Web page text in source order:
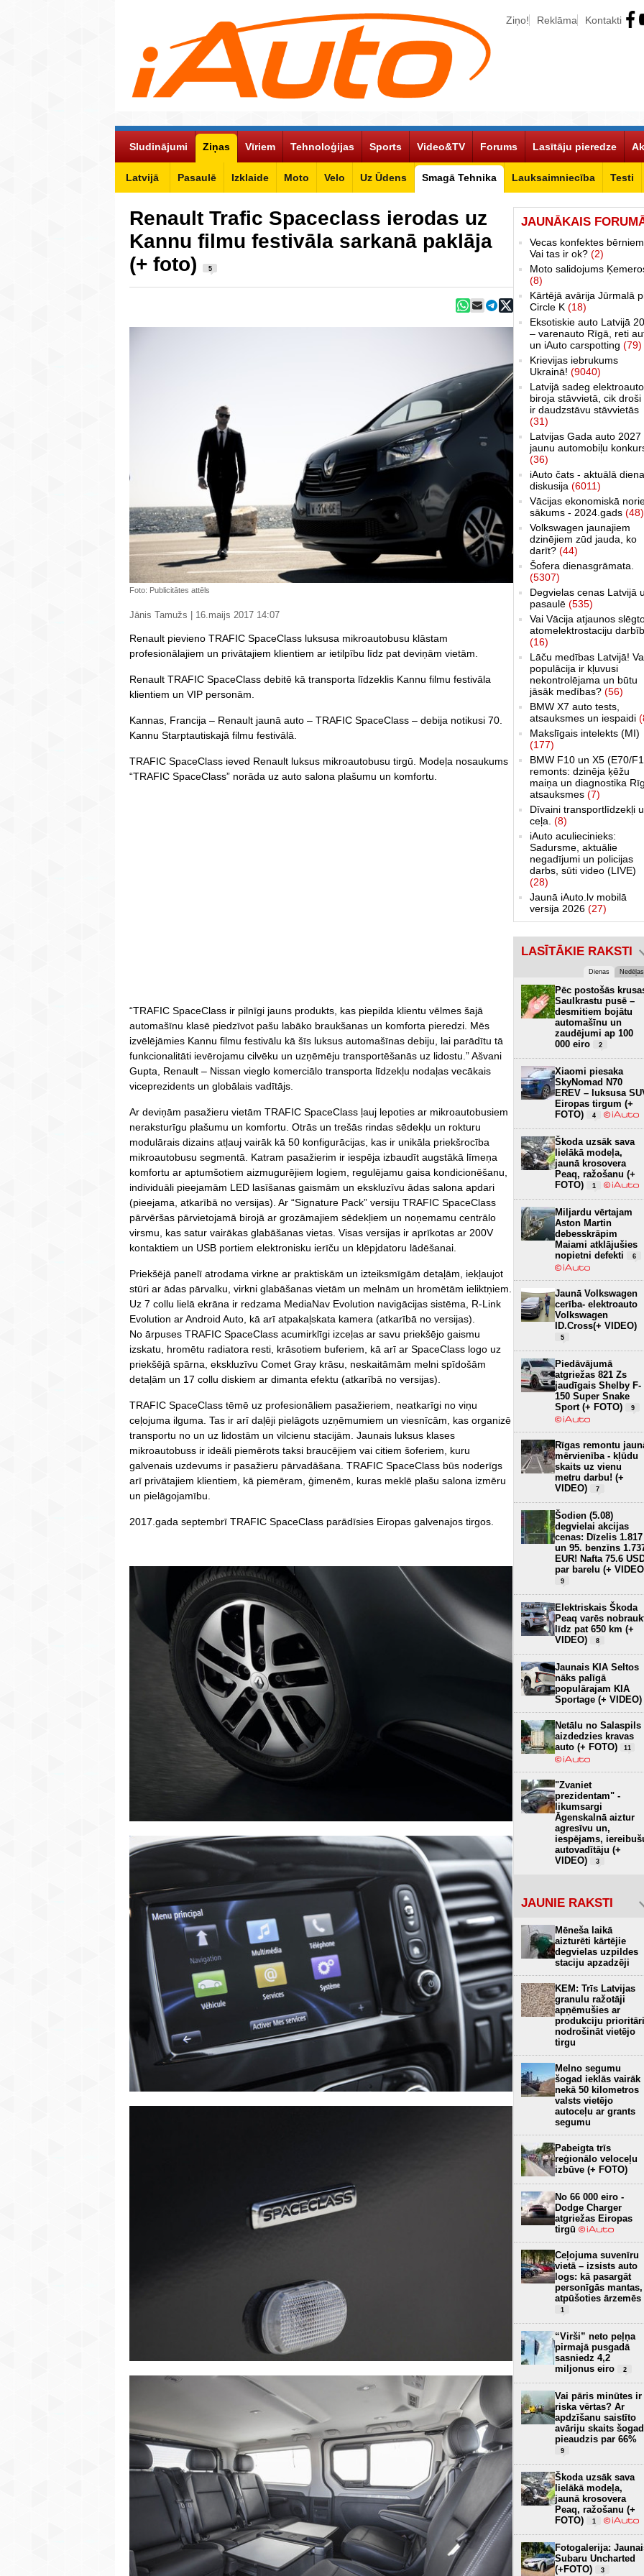
Ziņo! Reklāma Kontakti
Sludinājumi Ziņas
Latvijā Pasaulē Izklaide Moto Velo Uz Ūdens Smagā Tehnika Lauksaimniecība Testi
Vīriem Tehnoloģijas Sports Video&TV Forums Lasītāju pieredze
Renault Trafic Spaceclass ierodas uz
Kannu filmu festivāla sarkanā paklāja
(+ foto)
5
Foto: Publicitātes attēls
Jānis Tamužs | 16.maijs 2017 14:07
Renault pievieno TRAFIC SpaceClass luksusa mikroautobusu klāstam
profesionālajiem un privātajiem klientiem ar ietilpību līdz pat deviņām vietām.
Renault TRAFIC SpaceClass debitē kā transporta līdzeklis Kannu filmu festivāla
klientiem un VIP personām.
Kannas, Francija – Renault jaunā auto – TRAFIC SpaceClass – debija notikusi 70.
Kannu Starptautiskajā filmu festivālā.
TRAFIC SpaceClass ieved Renault luksus mikroautobusu tirgū. Modeļa nosaukums
“TRAFIC SpaceClass” norāda uz auto salona plašumu un komfortu.
“TRAFIC SpaceClass ir pilnīgi jauns produkts, kas piepilda klientu vēlmes šajā
automašīnu klasē piedzīvot pašu labāko braukšanas un komforta pieredzi. Mēs
izvēlējāmies Kannu filmu festivālu kā šīs luksus automašīnas debiju, lai parādītu tā
funkcionalitāti ievērojamu cilvēku un uzņēmēju transportēšanās uz lidostu.” Ašvani
Gupta, Renault – Nissan vieglo komerciālo transporta līdzekļu nodaļas vecākais
viceprezidents un globālais vadītājs.
Ar deviņām pasažieru vietām TRAFIC SpaceClass ļauj lepoties ar mikroautobusiem
neraksturīgu plašumu un komfortu. Otrās un trešās rindas sēdekļu un rokturu
modulārais dizains atļauj vairāk kā 50 konfigurācijas, kas ir unikāla priekšrocība
mikroautobusu segmentā. Katram pasažierim ir iespēja izbaudīt augstākā līmeņa
komfortu ar aptumšotiem aizmugurējiem logiem, regulējamu gaisa kondicionēšanu,
individuāli pieejamām LED lasīšanas gaismām un ekskluzīvu ādas salona apdari
(pieejama, atkarībā no versijas). Ar “Signature Pack” versiju TRAFIC SpaceClass
pārvēršas pārvietojamā birojā ar grozāmajiem sēdekļiem un noņemamu centrālo
virsmu, kas satur vairākas glabāšanas vietas. Visas versijas ir aprīkotas ar 200V
kontaktiem un USB portiem elektronisku ierīču un klēpjdatoru lādēšanai.
Priekšējā panelī atrodama virkne ar praktiskām un izteiksmīgām detaļām, iekļaujot
stūri ar ādas pārvalku, virkni glabāšanas vietām un melnām un hromētām ieliktņiem.
Uz 7 collu lielā ekrāna ir redzama MediaNav Evolution navigācijas sistēma, R-Link
Evolution ar Android Auto, kā arī atpakaļskata kamera (atkarībā no versijas).
No ārpuses TRAFIC SpaceClass acumirklīgi izceļas ar savu priekšējo gaismu
izskatu, hromētu radiatora resti, krāsotiem buferiem, kā arī ar SpaceClass logo uz
priekšējā spārna, ekskluzīvu Comet Gray krāsu, neskaitāmām melni spīdošām
detaļām un 17 collu diskiem ar dimanta efektu (atkarībā no versijas).
TRAFIC SpaceClass tēmē uz profesionāliem pasažieriem, neatkarīgi no viņu
ceļojuma ilguma. Tas ir arī daļēji pielāgots uzņēmumiem un viesnīcām, kas organizē
transportu no un uz lidostām un vilcienu stacijām. Jaunais luksus klases
mikroautobuss ir ideāli piemērots taksi braucējiem vai citiem šoferiem, kuru
galvenais uzdevums ir pasažieru pārvadāšana. TRAFIC SpaceClass būs noderīgs
arī privātajiem klientiem, kā piemēram, ģimenēm, kuras meklē plašu salona izmēru
un pielāgojamību.
2017.gada septembrī TRAFIC SpaceClass parādīsies Eiropas galvenajos tirgos.
JAUNĀKAIS
Vecas konfektes
Vai tas ir ok? (2)
Moto salidojums
(8)
Kārtējā avārija Jūrmalā
Circle K (18)
Eksotiskie auto Latvijā
– varenauto Rīgā, reti
un iAuto carspotting (79)
Krievijas iebrukums
Ukrainā! (9040)
Latvijā sadeg elektroauto
biroja stāvvietā, cik droši
ir daudzstāvu stāvvietās
(31)
Latvijas Gada auto 2027
jaunu automobiļu
(36)
iAuto čats - aktuālā
diskusija (6011)
Vācijas ekonomiskā
sākums - 2024.gads (48)
Volkswagen jaunajiem
dzinējiem zūd jauda, ko
darīt? (44)
Šofera dienasgrāmata.
(5307)
Degvielas cenas Latvijā
pasaulē (535)
Vai Vācija atjaunos
atomelektrostaciju
(16)
Lāču medības Latvijā!
populācija ir kļuvusi
nekontrolējama un būtu
jāsāk medības? (56)
BMW X7 auto tests,
atsauksmes un iespaidi
Makslīgais intelekts (MI)
(177)
BMW F10 un X5 (E70/
remonts: dzinēja ķēžu
maiņa un diagnostika
atsauksmes (7)
Dīvaini transportlīdzekļi
ceļa. (8)
iAuto aculiecinieks:
Sadursme, aktuālie
negadījumi un policijas
darbs, sūti video (LIVE)
(28)
Jaunā iAuto.lv mobilā
versija 2026 (27)
LASĪTĀKIE RAKSTI
Dienas Nedēļas
Pēc postošās
Saulkrastu pusē –
desmitiem bojātu
automašīnu un
zaudējumi ap 100
000 eiro
2
Xiaomi piesaka
SkyNomad N70
EREV – luksusa
Eiropas tirgum (+
FOTO)
4
Škoda uzsāk sava
lielākā modeļa,
jaunā krosovera
Peaq, ražošanu (+
FOTO)
1
Miljardu vērtajam
Aston Martin
debesskrāpim
Maiami atklājušies
nopietni defekti
6
Jaunā Volkswagen
cerība- elektroauto
Volkswagen
ID.Cross(+ VIDEO)
5
Piedāvājumā
atgriežas 821 Zs
jaudīgais Shelby F-
150 Super Snake
Sport (+ FOTO)
9
Rīgas remontu
mērvienība - kļūdu
skaits uz vienu
metru darbu! (+
VIDEO)
7
Šodien (5.08)
degvielai akcijas
cenas: Dīzelis 1.817
un 95. benzīns
EUR! Nafta 75.6
par barelu (+
9
Elektriskais Škoda
Peaq varēs
līdz pat 650 km (+
VIDEO)
8
Jaunais KIA Seltos
nāks palīgā
populārajam KIA
Sportage (+ VIDEO)
Netālu no Salaspils
aizdedzies kravas
auto (+ FOTO)
11
"Zvaniet
prezidentam" -
likumsargi
Āgenskalnā aiztur
agresīvu un,
iespējams,
autovadītāju (+
VIDEO)
3
JAUNIE RAKSTI
Mēneša laikā
aizturēti kārtējie
degvielas uzpildes
staciju apzadzēji
KEM: Trīs Latvijas
granulu ražotāji
apņēmušies ar
produkciju prioritāri
nodrošināt vietējo
tirgu
Melno segumu
šogad ieklās vairāk
nekā 50 kilometros
valsts vietējo
autoceļu ar grants
segumu
Pabeigta trīs
reģionālo veloceļu
izbūve (+ FOTO)
No 66 000 eiro -
Dodge Charger
atgriežas Eiropas
tirgū
Ceļojuma suvenīru
vietā – izsists auto
logs: kā pasargāt
personīgās mantas,
atpūšoties ārzemēs
1
“Virši” neto peļņa
pirmajā pusgadā
sasniedz 4,2
miljonus eiro
2
Vai pāris minūtes ir
riska vērtas? Ar
apdzīšanu saistīto
avāriju skaits šogad
pieaudzis par 66%
9
Škoda uzsāk sava
lielākā modeļa,
jaunā krosovera
Peaq, ražošanu (+
FOTO)
1
Fotogalerija:
Subaru Uncharted
(+FOTO)
3